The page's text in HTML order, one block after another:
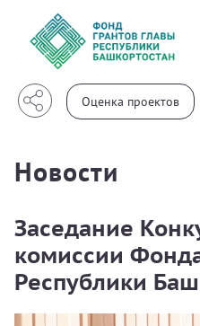
Новости
Заседание
комиссии
Республики